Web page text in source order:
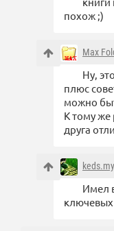
похож ;)
Max
Ну,
плюс
можно
К тому же
друга
Имел